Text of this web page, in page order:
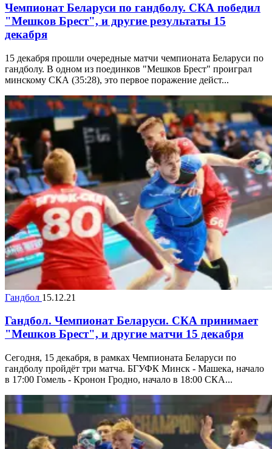
Чемпионат Беларуси по гандболу. СКА победил
"Мешков Брест", и другие результаты 15
декабря
15 декабря прошли очередные матчи чемпионата Беларуси по
гандболу. В одном из поединков "Мешков Брест" проиграл
минскому СКА (35:28), это первое поражение дейст...
Гандбол 15.12.21
Гандбол. Чемпионат Беларуси. СКА принимает
"Мешков Брест", и другие матчи 15 декабря
Сегодня, 15 декабря, в рамках Чемпионата Беларуси по
гандболу пройдёт три матча. БГУФК Минск - Машека, начало
в 17:00 Гомель - Кронон Гродно, начало в 18:00 СКА...